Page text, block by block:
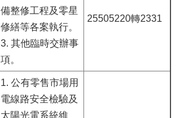
備整修工程及零星
修繕等各案執行。
3. 其他臨時交辦事
項。
25505220轉2331
1. 公有零售市場用
電線路安全檢驗及
太陽光電系統維